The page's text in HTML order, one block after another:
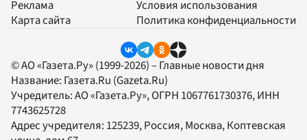
Реклама
Карта сайта
Условия использования
Политика конфиденциальности
© АО «Газета.Ру» (1999-2026) – Главные новости дня
Название: Газета.Ru (Gazeta.Ru)
Учредитель:АО «Газета.Ру», ОГРН 1067761730376, ИНН
7743625728
Адрес учредителя: 125239, Россия, Москва, Коптевская